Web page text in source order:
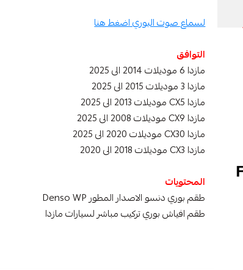
لسماع صوت البوري اضغط هنا
التوافق
مازدا 6 موديلات 2014 الى 2025
مازدا 3 موديلات 2015 الى 2025
مازدا CX5 موديلات 2013 الى 2025
مازدا CX9 موديلات 2008 الى 2025
مازدا CX30 موديلات 2020 الى 2025
مازدا CX3 موديلات 2018 الى 2020
المحتويات
طقم بوري دنسو الاصدار المطور Denso WP
طقم افياش بوري تركيب مباشر لسيارات مازدا